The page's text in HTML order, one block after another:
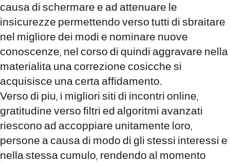
causa di schermare e ad attenuare le
insicurezze permettendo verso tutti di sbraitare
nel migliore dei modi e nominare nuove
conoscenze, nel corso di quindi aggravare nella
materialita una correzione cosicche si
acquisisce una certa affidamento.
Verso di piu, i migliori siti di incontri online,
gratitudine verso filtri ed algoritmi avanzati
riescono ad accoppiare unitamente loro,
persone a causa di modo di gli stessi interessi e
nella stessa cumulo, rendendo al momento